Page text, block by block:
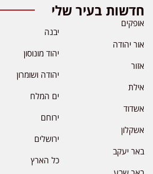
חדשות בעיר שלי
אופקים
אור יהודה
אזור
אילת
אשדוד
אשקלון
באר יעקב
יבנה
יהוד מונוסון
יהודה ושומרון
ים המלח
ירוחם
ירושלים
כל הארץ